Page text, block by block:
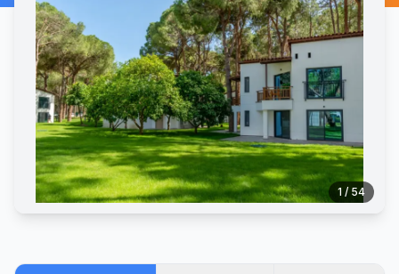
1 / 54